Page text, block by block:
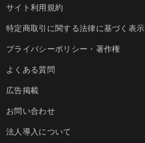
サイト利用規約
特定商取引に関する法律に基づく表示
プライバシーポリシー・著作権
よくある質問
広告掲載
お問い合わせ
法人導入について